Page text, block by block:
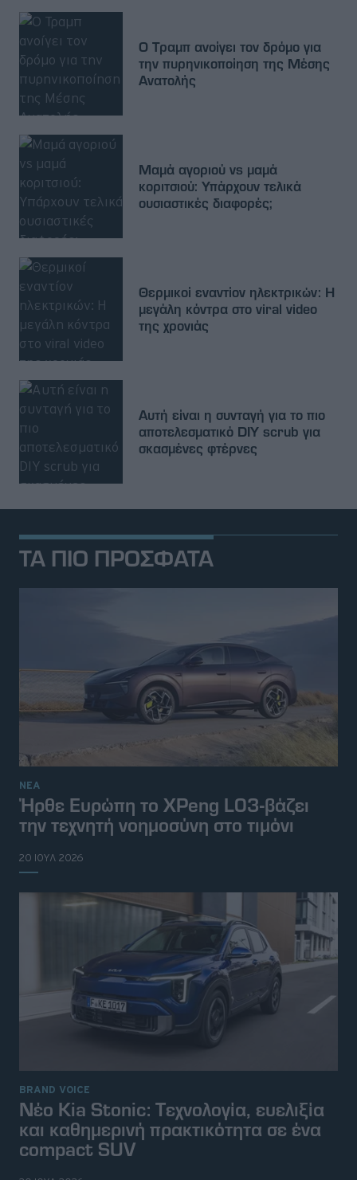
Ο Τραμπ ανοίγει τον δρόμο για
την πυρηνικοποίηση της Μέσης
Ανατολής
Μαμά αγοριού vs μαμά
κοριτσιού: Υπάρχουν τελικά
ουσιαστικές διαφορές;
Θερμικοί εναντίον ηλεκτρικών: Η
μεγάλη κόντρα στο viral video
της χρονιάς
Αυτή είναι η συνταγή για το πιο
αποτελεσματικό DIY scrub για
σκασμένες φτέρνες
ΤΑ ΠΙΟ ΠΡΟΣΦΑΤΑ
ΝΕΑ
Ήρθε Ευρώπη το XPeng L03-βάζει
την τεχνητή νοημοσύνη στο τιμόνι
20 ΙΟΥΛ 2026
BRAND VOICE
Νέο Kia Stonic: Tεχνολογία, ευελιξία
και καθημερινή πρακτικότητα σε ένα
compact SUV